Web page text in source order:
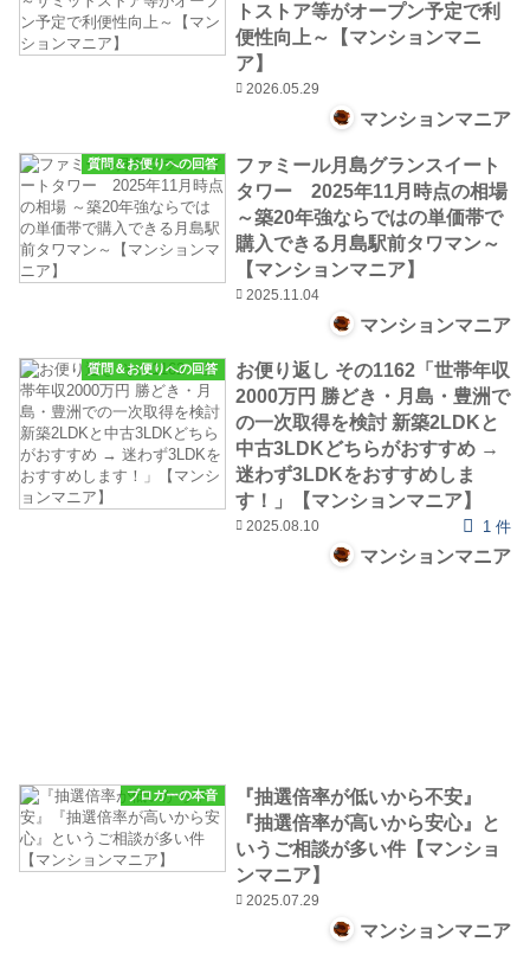
トストア等がオープン予定で利
便性向上～【マンションマニ
ア】
2026.05.29
マンションマニア
質問＆お便りへの回答
ファミール月島グランスイート
タワー 2025年11月時点の相場
～築20年強ならではの単価帯で
購入できる月島駅前タワマン～
【マンションマニア】
2025.11.04
マンションマニア
質問＆お便りへの回答
お便り返し その1162「世帯年収
2000万円 勝どき・月島・豊洲で
の一次取得を検討 新築2LDKと
中古3LDKどちらがおすすめ →
迷わず3LDKをおすすめしま
す！」【マンションマニア】
2025.08.10 1 件
マンションマニア
ブロガーの本音
『抽選倍率が低いから不安』
『抽選倍率が高いから安心』と
いうご相談が多い件【マンショ
ンマニア】
2025.07.29
マンションマニア